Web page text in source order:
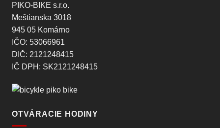
PIKO-BIKE s.r.o.
Meštianska 3018
945 05 Komárno
IČO: 53066961
DIČ: 2121248415
IČ DPH: SK2121248415
OTVÁRACIE HODINY